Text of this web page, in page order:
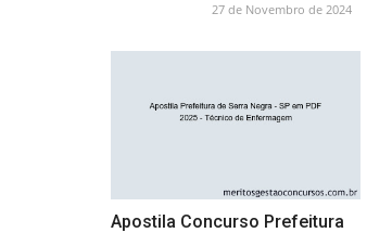
27 de Novembro de 2024
Apostila Concurso Prefeitura